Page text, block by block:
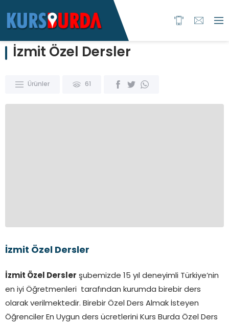
İzmit Özel Dersler
Ürünler 61
İzmit Özel Dersler
İzmit Özel Dersler şubemizde 15 yıl deneyimli Türkiye’nin
en iyi Öğretmenleri tarafından kurumda birebir ders
olarak verilmektedir. Birebir Özel Ders Almak İsteyen
Öğrenciler En Uygun ders ücretlerini Kurs Burda Özel Ders